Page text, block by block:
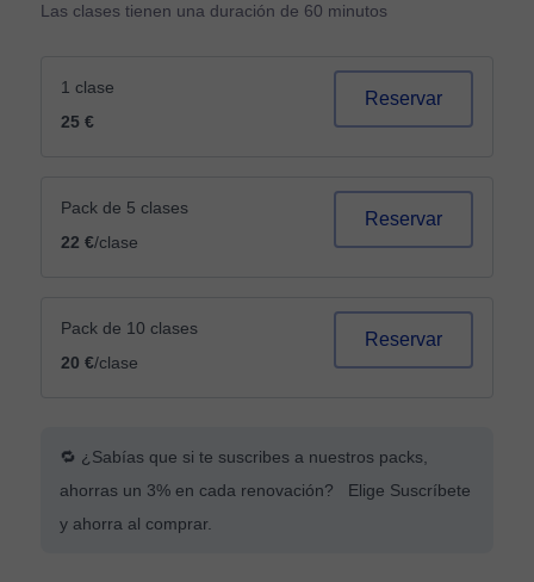
Las clases tienen una duración de 60 minutos
1 clase
25 €
Reservar
Pack de 5 clases
22 €/clase
Reservar
Pack de 10 clases
20 €/clase
Reservar
🔁 ¿Sabías que si te suscribes a nuestros packs,
ahorras un 3% en cada renovación? Elige Suscríbete
y ahorra al comprar.